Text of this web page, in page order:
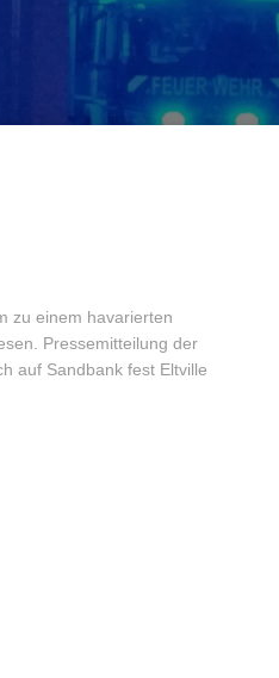
zu einem havarierten
Pressemitteilung der
auf Sandbank fest Eltville